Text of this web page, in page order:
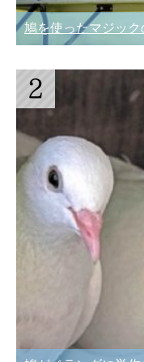
鳩を使ったマジック